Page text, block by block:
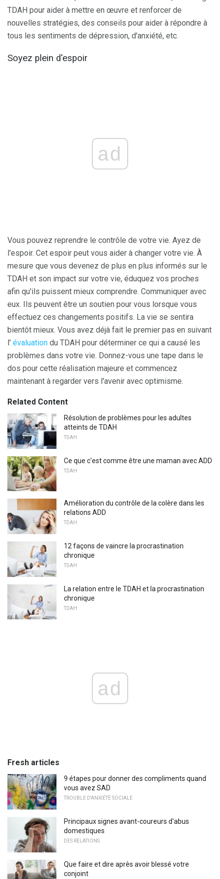
TDAH pour aider à mettre en œuvre et renforcer de
nouvelles stratégies, des conseils pour aider à répondre à
tous les sentiments de dépression, d'anxiété, etc.
Soyez plein d'espoir
ad
Vous pouvez reprendre le contrôle de votre vie. Ayez de
l'espoir. Cet espoir peut vous aider à changer votre vie. À
mesure que vous devenez de plus en plus informés sur le
TDAH et son impact sur votre vie, éduquez vos proches
afin qu'ils puissent mieux comprendre. Communiquer avec
eux. Ils peuvent être un soutien pour vous lorsque vous
effectuez ces changements positifs. La vie se sentira
bientôt mieux. Vous avez déjà fait le premier pas en suivant
l' évaluation du TDAH pour déterminer ce qui a causé les
problèmes dans votre vie. Donnez-vous une tape dans le
dos pour cette réalisation majeure et commencez
maintenant à regarder vers l'avenir avec optimisme.
Related Content
Résolution de problèmes pour les adultes
atteints de TDAH
TDAH
Ce que c'est comme être une maman avec ADD
TDAH
Amélioration du contrôle de la colère dans les
relations ADD
TDAH
12 façons de vaincre la procrastination
chronique
TDAH
La relation entre le TDAH et la procrastination
chronique
TDAH
ad
Fresh articles
9 étapes pour donner des compliments quand
vous avez SAD
TROUBLE D'ANXIÉTÉ SOCIALE
Principaux signes avant-coureurs d'abus
domestiques
DES RELATIONS
Que faire et dire après avoir blessé votre
conjoint